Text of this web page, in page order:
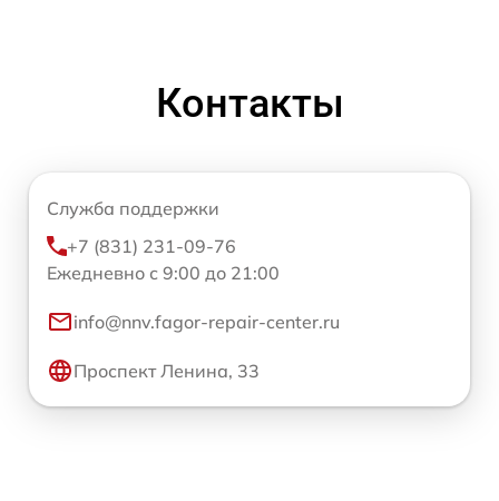
Контакты
Служба поддержки
+7 (831) 231-09-76
Ежедневно с 9:00 до 21:00
info@nnv.fagor-repair-center.ru
Проспект Ленина, 33